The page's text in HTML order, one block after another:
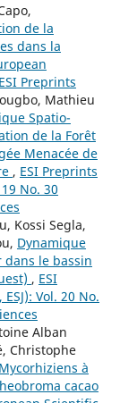
de la
dans la
Preprints
Mathieu
Spatio-
de la Forêt
Menacée de
, ESI Preprints
No. 30
Kossi Segla,
Dynamique
le bassin
, ESI
Vol. 20 No.
Alban
Christophe
à
cacao